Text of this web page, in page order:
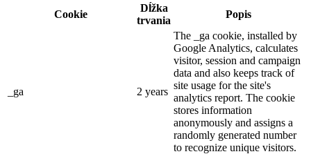
Cookie
Dĺžka
trvania
Popis
_ga 2 years
The _ga cookie, installed by
Google Analytics, calculates
visitor, session and campaign
data and also keeps track of
site usage for the site's
analytics report. The cookie
stores information
anonymously and assigns a
randomly generated number
to recognize unique visitors.